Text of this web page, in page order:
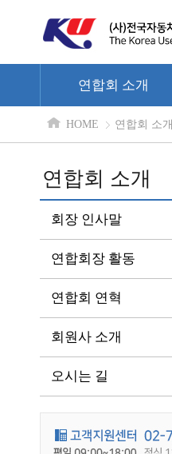
연합회 소개
HOME 연합회 소개
연합회 소개
회장 인사말
연합회장 활동
연합회 연혁
회원사 소개
오시는 길